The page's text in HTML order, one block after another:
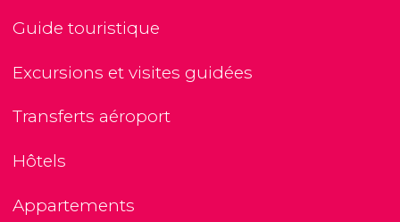
Guide touristique
Excursions et visites guidées
Transferts aéroport
Hôtels
Appartements